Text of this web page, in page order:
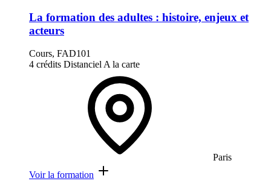
La formation des adultes : histoire, enjeux et
acteurs
Cours, FAD101
4 crédits DistancielA la carte
Paris
Voir la formation